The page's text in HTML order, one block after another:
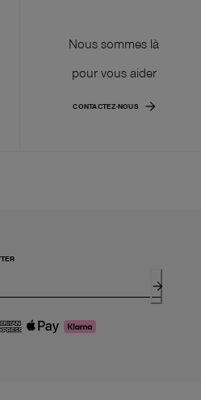
Nous sommes là
pour vous aider
CONTACTEZ-NOUS